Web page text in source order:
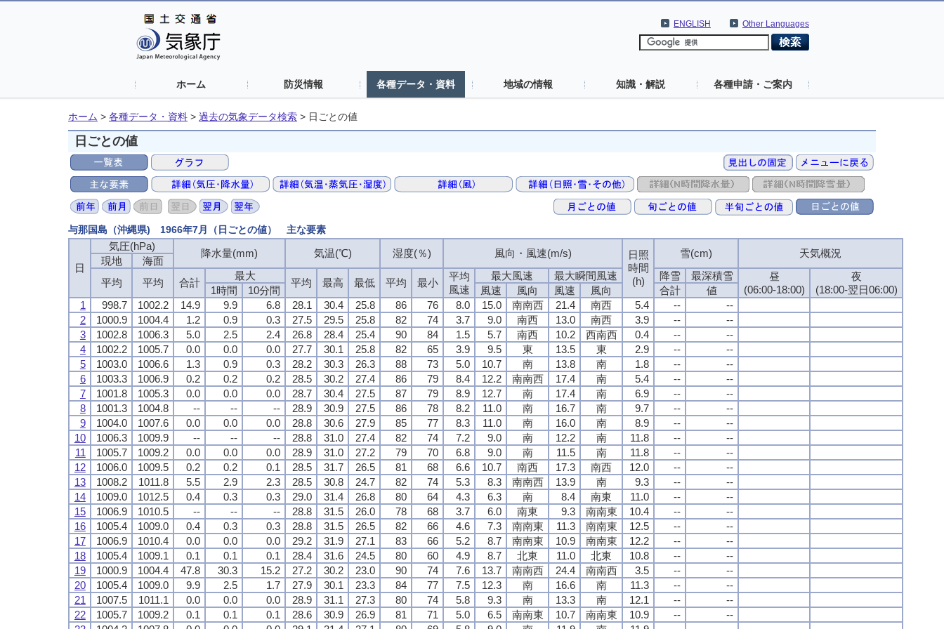
Other Languages
ENGLISH
ホーム 防災情報 各種データ・資料 地域の情報 知識・解説 各種申請・ご案内
ホーム > 各種データ・資料 > 過去の気象データ検索 > 日ごとの値
日ごとの値
与那国島（沖縄県) 1966年7月（日ごとの値） 主な要素
日
気圧(hPa)
降水量(mm) 気温(℃) 湿度(％) 風向・風速(m/s)
日照
時間
(h)
雪(cm) 天気概況
現地
海面
平均
平均 合計
最大
平均 最高 最低 平均 最小
平均
風速
最大風速 最大瞬間風速 降雪 最深積雪
昼
(06:00-18:00)
夜
(18:00-翌日06:00)
1時間 10分間 風速 風向 風速 風向 合計
値
1
998.7 1002.2 14.9 9.9 6.8 28.1 30.4 25.8 86 76 8.0 15.0 南南西 21.4 南西 5.4 --
--
2
1000.9 1004.4 1.2 0.9 0.3 27.5 29.5 25.8 82 74 3.7 9.0 南西 13.0 南西 3.9 --
--
3
1002.8 1006.3 5.0 2.5 2.4 26.8 28.4 25.4 90 84 1.5 5.7 南西 10.2 西南西 0.4 --
--
4
1002.2 1005.7 0.0 0.0 0.0 27.7 30.1 25.8 82 65 3.9 9.5 東 13.5 東 2.9 --
--
5
1003.0 1006.6 1.3 0.9 0.3 28.2 30.3 26.3 88 73 5.0 10.7 南 13.8 南 1.8 --
--
6
1003.3 1006.9 0.2 0.2 0.2 28.5 30.2 27.4 86 79 8.4 12.2 南南西 17.4 南 5.4 --
--
7
1001.8 1005.3 0.0 0.0 0.0 28.7 30.4 27.5 87 79 8.9 12.7 南 17.4 南 6.9 --
--
8
1001.3 1004.8 -- -- -- 28.9 30.9 27.5 86 78 8.2 11.0 南 16.7 南 9.7 --
--
9
1004.0 1007.6 0.0 0.0 0.0 28.8 30.6 27.9 85 77 8.3 11.0 南 16.0 南 8.9 --
--
10
1006.3 1009.9 -- -- -- 28.8 31.0 27.4 82 74 7.2 9.0 南 12.2 南 11.8 --
--
11
1005.7 1009.2 0.0 0.0 0.0 28.9 31.0 27.2 79 70 6.8 9.0 南 11.5 南 11.8 --
--
12
1006.0 1009.5 0.2 0.2 0.1 28.5 31.7 26.5 81 68 6.6 10.7 南西 17.3 南西 12.0 --
--
13
1008.2 1011.8 5.5 2.9 2.3 28.5 30.8 24.7 82 74 5.3 8.3 南南西 13.9 南 9.3 --
--
14
1009.0 1012.5 0.4 0.3 0.3 29.0 31.4 26.8 80 64 4.3 6.3 南 8.4 南東 11.0 --
--
15
1006.9 1010.5 -- -- -- 28.8 31.5 26.0 78 68 3.7 6.0 南東 9.3 南南東 10.4 --
--
16
1005.4 1009.0 0.4 0.3 0.3 28.8 31.5 26.5 82 66 4.6 7.3 南南東 11.3 南南東 12.5 --
--
17
1006.9 1010.4 0.0 0.0 0.0 29.2 31.9 27.1 83 66 5.2 8.7 南南東 10.9 南南東 12.2 --
--
18
1005.4 1009.1 0.1 0.1 0.1 28.4 31.6 24.5 80 60 4.9 8.7 北東 11.0 北東 10.8 --
--
19
1000.9 1004.4 47.8 30.3 15.2 27.2 30.2 23.0 90 74 7.6 13.7 南南西 24.4 南南西 3.5 --
--
20
1005.4 1009.0 9.9 2.5 1.7 27.9 30.1 23.3 84 77 7.5 12.3 南 16.6 南 11.3 --
--
21
1007.5 1011.1 0.0 0.0 0.0 28.9 31.1 27.3 80 74 5.8 9.3 南 13.3 南 12.1 --
--
22
1005.7 1009.2 0.1 0.1 0.1 28.6 30.9 26.9 81 71 5.0 6.5 南南東 10.7 南南東 10.9 --
--